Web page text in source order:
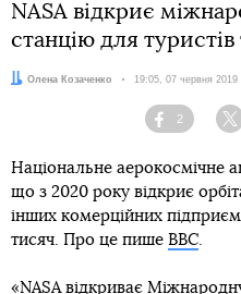
NASA відкриє
станцію для туристів
Автор:
Олена Козаченко Дата:
19:05, 07 червня 2019
Facebook
2
Національне аерокосмічне
що з 2020 року відкриє
інших комерційних
тисяч. Про це пише ВВС.
«NASA відкриває